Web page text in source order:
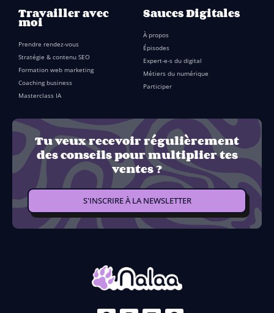
Travailler avec
moi
Prendre rendez-vous
Stratégie & contenu SEO
Formation web marketing
Coaching business
Masterclass IA
Sauces Digitales
À propos
Épisodes
Expert-e-s du digital
Métiers du numérique
Participer
Tu veux recevoir régulièrement
des conseils pour multiplier tes
ventes ?
S'INSCRIRE À LA NEWSLETTER